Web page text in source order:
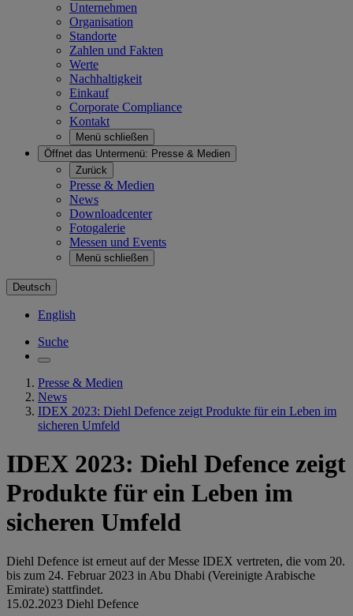
Unternehmen
Organisation
Standorte
Zahlen und Fakten
Werte
Nachhaltigkeit
Einkauf
Corporate Compliance
Kontakt
Menü schließen
Öffnet das Untermenü: Presse & Medien
Zurück
Presse & Medien
News
Downloadcenter
Fotogalerie
Messen und Events
Menü schließen
Deutsch
English
Suche
Presse & Medien
News
IDEX 2023: Diehl Defence zeigt Produkte für ein Leben im
sicheren Umfeld
IDEX 2023: Diehl Defence zeigt
Produkte für ein Leben im
sicheren Umfeld
Diehl Defence ist erneut auf der Messe IDEX vertreten, die vom 20.
bis zum 24. Februar 2023 in Abu Dhabi (Vereinigte Arabische
Emirate) stattfindet.
15.02.2023 Diehl Defence